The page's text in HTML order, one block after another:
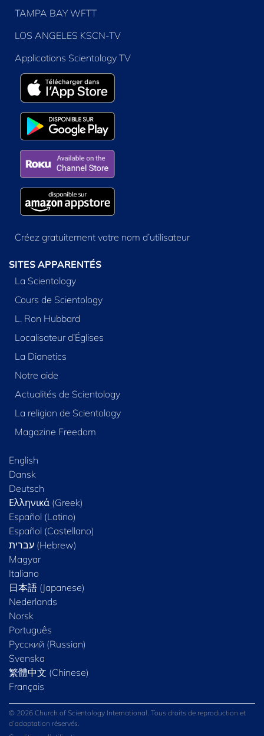
TAMPA BAY WFTT
LOS ANGELES KSCN-TV
Applications Scientology TV
Créez gratuitement votre nom d’utilisateur
SITES APPARENTÉS
La Scientology
Cours de Scientology
L. Ron Hubbard
Localisateur d’Églises
La Dianetics
Notre aide
Actualités de Scientology
La religion de Scientology
Magazine Freedom
English
Dansk
Deutsch
Ελληνικά (Greek)
Español (Latino)
Español (Castellano)
Magyar
Italiano
日本語 (Japanese)
Nederlands
Norsk
Português
Русский (Russian)
Svenska
繁體中文 (Chinese)
Français
© 2026 Church of Scientology International. Tous droits de reproduction et
d’adaptation réservés.